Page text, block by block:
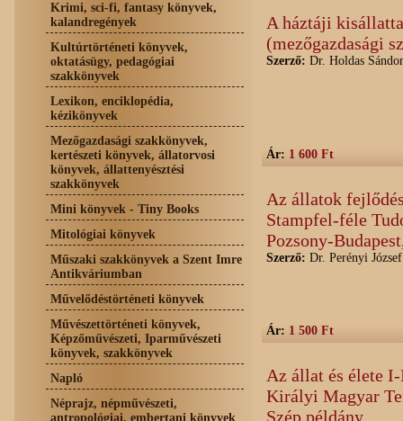
Krimi, sci-fi, fantasy könyvek,
kalandregények
Kultúrtörténeti könyvek,
oktatásügy, pedagógiai
szakkönyvek
Lexikon, enciklopédia,
kézikönyvek
Mezőgazdasági szakkönyvek,
kertészeti könyvek, állatorvosi
könyvek, állattenyésztési
szakkönyvek
Mini könyvek - Tiny Books
Mitológiai könyvek
Műszaki szakkönyvek a Szent Imre
Antikváriumban
Művelődéstörténeti könyvek
Művészettörténeti könyvek,
Képzőművészeti, Iparművészeti
könyvek, szakkönyvek
Napló
Néprajz, népművészeti,
antropológiai, embertani könyvek
A háztáji
(mezőgazdasági
Szerző: Dr. Holdas
Ár: 1 600 Ft
Az állatok
Stampfel-féle
Pozsony-
Szerző: Dr. Perényi József
Ár: 1 500 Ft
Az állat és élete
Királyi Magyar
Szép példány